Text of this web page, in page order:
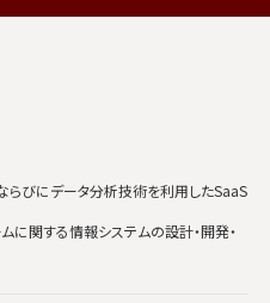
らびにデータ分析技術を利用したSaaS
ムに関する情報システムの設計・開発・